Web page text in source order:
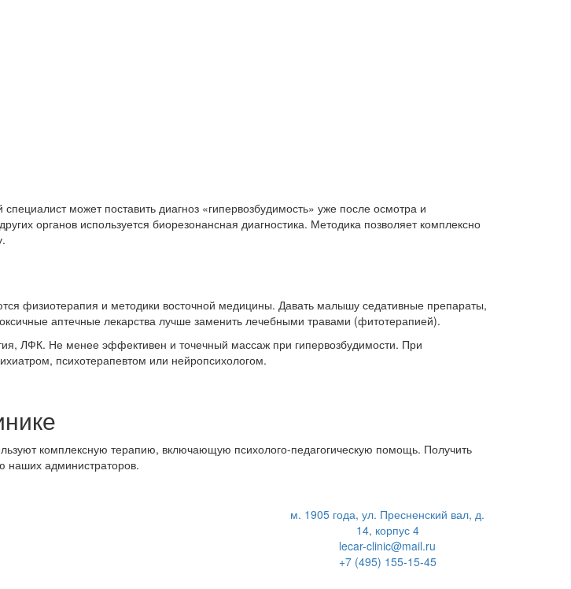
может поставить диагноз «гипервозбудимость» уже после осмотра и
органов используется биорезонансная диагностика. Методика позволяет комплексно
физиотерапия и методики восточной медицины. Давать малышу седативные препараты,
аптечные лекарства лучше заменить лечебными травами (фитотерапией).
ЛФК. Не менее эффективен и точечный массаж при гипервозбудимости. При
психотерапевтом или нейропсихологом.
комплексную терапию, включающую психолого-педагогическую помощь. Получить
администраторов.
м. 1905 года, ул. Пресненский вал, д.
14, корпус 4
lecar-clinic@mail.ru
+7 (495) 155-15-45